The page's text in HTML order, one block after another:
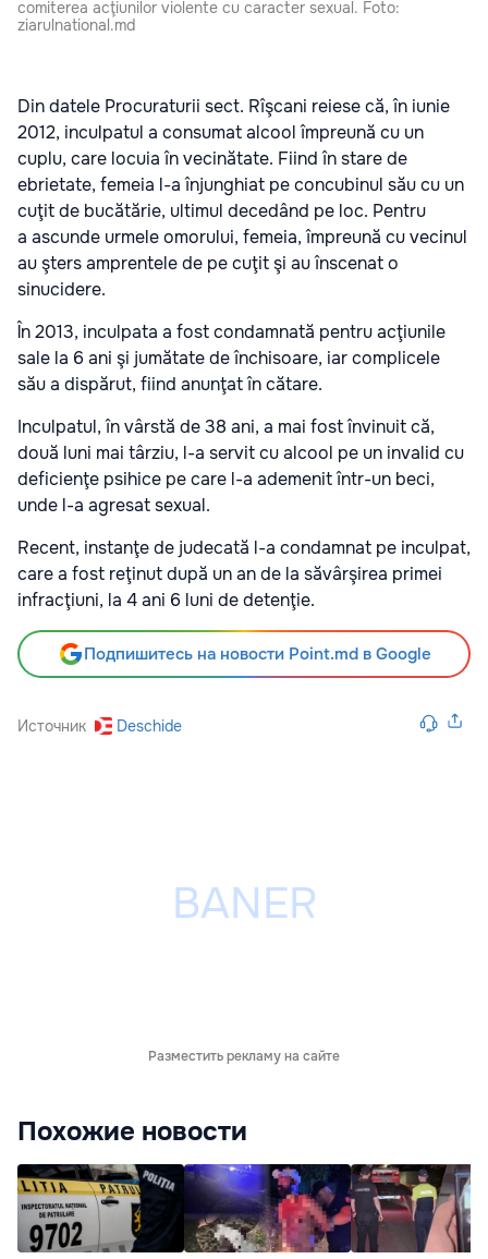
comiterea acţiunilor violente cu caracter sexual. Foto:
ziarulnational.md
Din datele Procuraturii sect. Rîşcani reiese că, în iunie
2012, inculpatul a consumat alcool împreună cu un
cuplu, care locuia în vecinătate. Fiind în stare de
ebrietate, femeia l-a înjunghiat pe concubinul său cu un
cuţit de bucătărie, ultimul decedând pe loc. Pentru
a ascunde urmele omorului, femeia, împreună cu vecinul
au şters amprentele de pe cuţit şi au înscenat o
sinucidere.
În 2013, inculpata a fost condamnată pentru acţiunile
sale la 6 ani şi jumătate de închisoare, iar complicele
său a dispărut, fiind anunţat în cătare.
Inculpatul, în vârstă de 38 ani, a mai fost învinuit că,
două luni mai târziu, l-a servit cu alcool pe un invalid cu
deficienţe psihice pe care l-a ademenit într-un beci,
unde l-a agresat sexual.
Recent, instanţe de judecată l-a condamnat pe inculpat,
care a fost reţinut după un an de la săvârşirea primei
infracţiuni, la 4 ani 6 luni de detenţie.
Подпишитесь на новости Point.md в Google
Источник Deschide
Разместить рекламу на сайте
Похожие новости